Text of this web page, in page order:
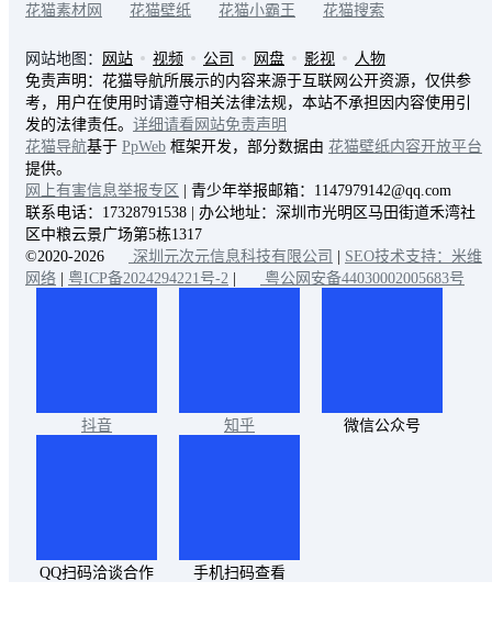
花猫素材网 花猫壁纸 花猫小霸王 花猫搜索
网站地图： 网站 视频 公司 网盘 影视
人物
免责声明：花猫导航所展示的内容来源于互联网公开资源，仅供参
考，用户在使用时请遵守相关法律法规，本站不承担因内容使用引
发的法律责任。 详细请看网站免责声明
花猫导航基于 PpWeb 框架开发，部分数据由 花猫壁纸内容开放平台
提供。
网上有害信息举报专区 | 青少年举报邮箱：1147979142@qq.com
联系电话：17328791538 | 办公地址：深圳市光明区马田街道禾湾社
区中粮云景广场第5栋1317
©2020-2026
深圳元次元信息科技有限公司 | SEO技术支持：米维
网络 | 粤ICP备2024294221号-2 | 粤公网安备44030002005683号
抖音 知乎 微信公众号
QQ扫码洽谈合作 手机扫码查看